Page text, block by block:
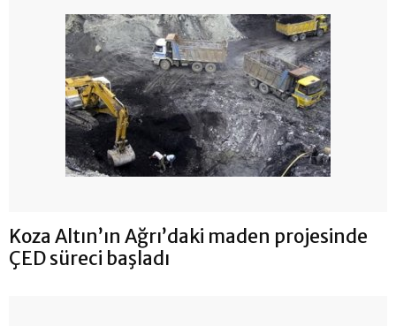
Koza Altın’ın Ağrı’daki maden projesinde
ÇED süreci başladı